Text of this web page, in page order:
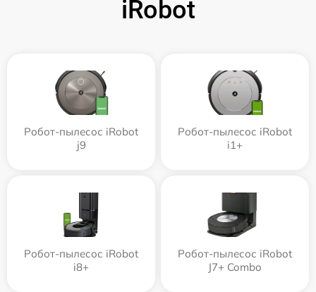
iRobot
Робот-пылесос iRobot
j9
Робот-пылесос iRobot
i1+
Робот-пылесос iRobot
i8+
Робот-пылесос iRobot
J7+ Combo